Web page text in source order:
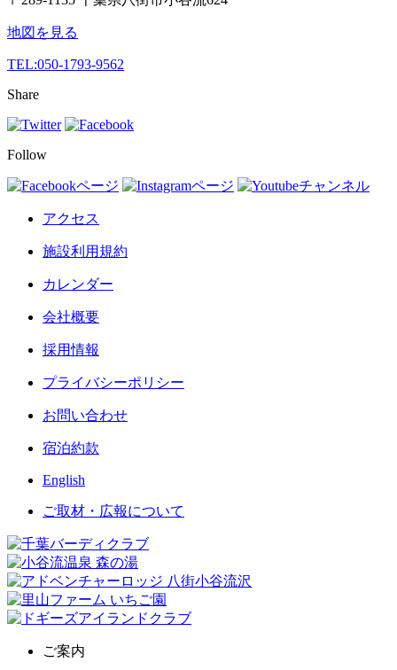
地図を見る
TEL:050-1793-9562
Share
Follow
アクセス
施設利用規約
カレンダー
会社概要
採用情報
プライバシーポリシー
お問い合わせ
宿泊約款
English
ご取材・広報について
ご案内